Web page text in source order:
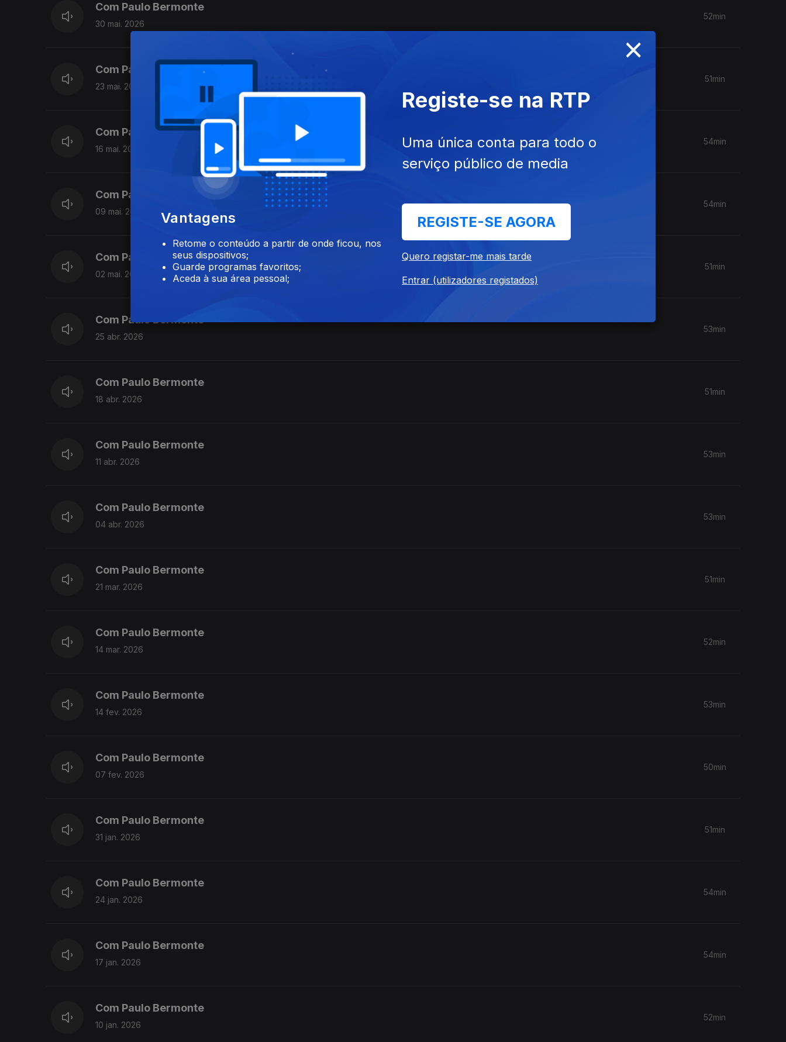
Com Paulo Bermonte
30 mai. 2026
52min
Com Paulo Bermonte
23 mai. 2026
51min
Com Paulo Bermonte
16 mai. 2026
54min
Com Paulo Bermonte
09 mai. 2026
54min
Com Paulo Bermonte
02 mai. 2026
51min
Com Paulo Bermonte
25 abr. 2026
53min
Com Paulo Bermonte
18 abr. 2026
51min
Com Paulo Bermonte
11 abr. 2026
53min
Com Paulo Bermonte
04 abr. 2026
53min
Com Paulo Bermonte
21 mar. 2026
51min
Com Paulo Bermonte
14 mar. 2026
52min
Com Paulo Bermonte
14 fev. 2026
53min
Com Paulo Bermonte
07 fev. 2026
50min
Com Paulo Bermonte
31 jan. 2026
51min
Com Paulo Bermonte
24 jan. 2026
54min
Com Paulo Bermonte
17 jan. 2026
54min
Com Paulo Bermonte
10 jan. 2026
52min
×
Vantagens
Retome o conteúdo a partir de onde ficou, nos
seus dispositivos;
Guarde programas favoritos;
Aceda à sua área pessoal;
Registe-se na RTP
Uma única conta para todo o
serviço público de media
REGISTE-SE AGORA
Quero registar-me mais tarde
Entrar (utilizadores registados)